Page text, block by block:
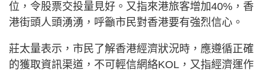
位，令股票交投量見好。又指來港旅客增加40%，香
港街頭人頭湧湧，呼籲市民對香港要有強烈信心。
莊太量表示，市民了解香港經濟狀況時，應遵循正確
的獲取資訊渠道，不可輕信網絡KOL，又指經濟運作